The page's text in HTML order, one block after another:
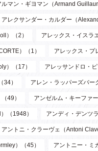
ルマン・ギヨマン（Armand
アレクサンダー・カルダー（
）（2） アレックス・イスラ
）（1） アレックス・プ
）（17） アレッサンドロ・
） アレン・ラッパーズバー
49） アンゼルム・キーファ
（1948） アンディ・デンツ
アントニ・クラーヴェ（Antoni
）（45） アントニー・ミ